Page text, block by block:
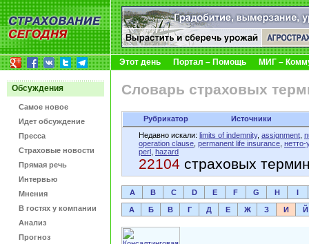
Этот день Портал – Помощь МИГ –
Обсуждения
Самое новое
Идет обсуждение
Пресса
Страховые новости
Прямая речь
Интервью
Мнения
В гостях у компании
Анализ
Прогноз
Словарь страховых
Рубрикатор
Источники
Недавно искали: limits of indemnity, assignment
operation clause permanent life insurance нетто-
perl
hazard
22104 страховых
A B C D E F G H
А Б В Г Д Е Ж З И Й